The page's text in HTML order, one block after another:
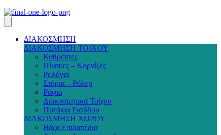
ΔΙΑΚΟΣΜΗΣΗ
ΔΙΑΚΟΣΜΗΣΗ ΤΟΙΧΟΥ
Καθρέπτες
Πίνακες – Κορνίζες
Ρολόγια
Στόρια – Ρόλερ
Ράφια
Διακοσμητικά Τοίχου
Πατάκια Εισόδου
ΔΙΑΚΟΣΜΗΣΗ ΧΩΡΟΥ
Βάζα Επιδαπέδια